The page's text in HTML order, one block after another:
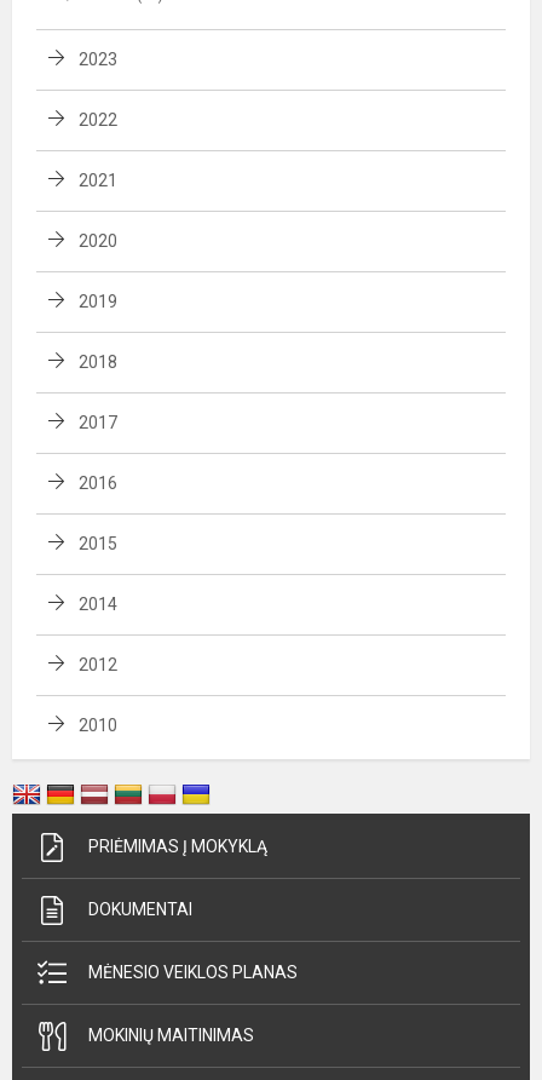
2023
2022
2021
2020
2019
2018
2017
2016
2015
2014
2012
2010
PRIĖMIMAS Į MOKYKLĄ
DOKUMENTAI
MĖNESIO VEIKLOS PLANAS
MOKINIŲ MAITINIMAS